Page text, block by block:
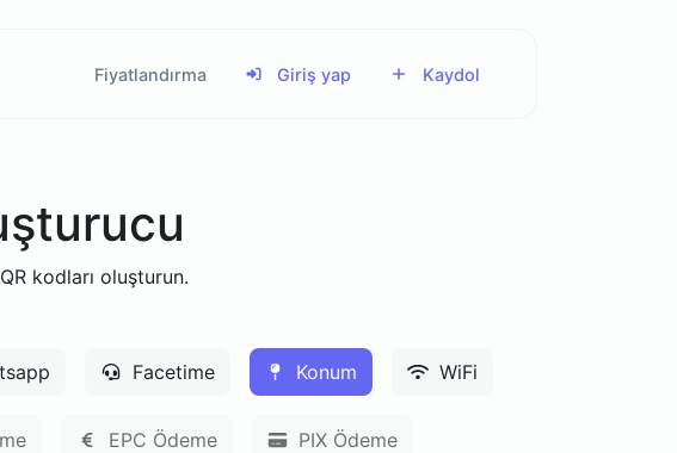
Fiyatlandırma Giriş yap Kaydol
kodları oluşturun.
Facetime Konum WiFi
EPC Ödeme PIX Ödeme